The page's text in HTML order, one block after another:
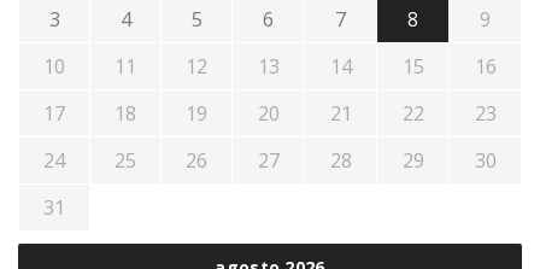
3
4 5 6 7 8
9
10
11 12 13 14 15
16
17
18 19 20 21 22
23
24
25 26 27 28 29
30
31